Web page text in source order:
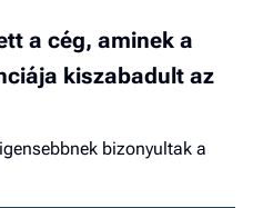
a cég, aminek a
kiszabadult az
bizonyultak a